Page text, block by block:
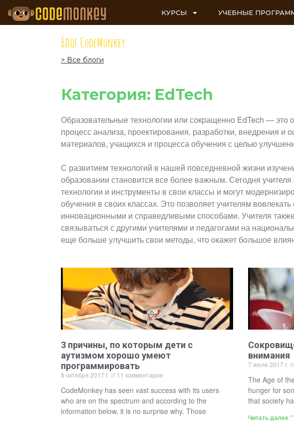
КУРСЫ УЧЕБНЫЕ
Блог CodeMonkey
> Все блоги
Категория: EdTech
Образовательные технологии или сокращенно EdTech — это
процесс анализа, проектирования, разработки, внедрения и
материалов, учащихся и процесса обучения с целью
С развитием технологий в нашей повседневной жизни
образовании становится все более важным. Сегодня учителя
технологии и инструменты в свои классы и могут
обучения в своих классах. Это позволяет учителям
инновационными и справедливыми способами. Учителя
связываться с другими учителями и педагогами на
еще больше улучшить свои методы, что окажет большое
3 причины, по которым дети с
аутизмом хорошо умеют
программировать
8 октября 2017 г. 11 комментария
CodeMonkey has seen vast success with its users
who are on the spectrum and according to the
information below, it is no surprise why. Those
внимания
7 июля 2017 г.
The Age of
hunger for
that society
Читать далее "